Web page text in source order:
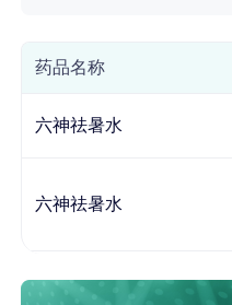
药品名称
六神祛暑水
六神祛暑水